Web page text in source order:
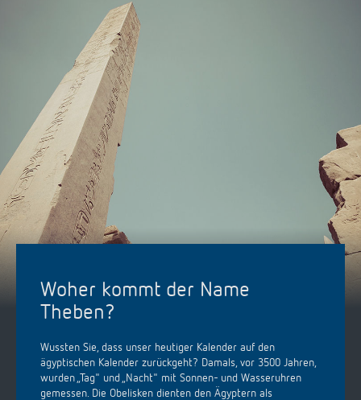
Woher kommt der Name
Theben?
Wussten Sie, dass unser heutiger Kalender auf den
ägyptischen Kalender zurückgeht? Damals, vor 3500 Jahren,
wurden „Tag" und „Nacht" mit Sonnen- und Wasseruhren
gemessen. Die Obelisken dienten den Ägyptern als